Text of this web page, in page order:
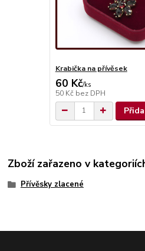
Krabička na přívěsek
60 Kč/ks
50 Kč bez DPH
Zboží zařazeno v
Přívěsky zlacené